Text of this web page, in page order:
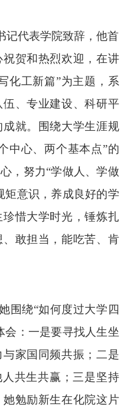
记代表学院致辞，他首
贺和热烈欢迎，在讲
化工新篇”为主题，系
、专业建设、科研平
就。围绕大学生涯规
中心、两个基本点”的
，努力“学做人、学做
矩意识，养成良好的学
惜大学时光，锤炼扎
敢担当，能吃苦、肯
围绕“如何度过大学四
会：一是要寻找人生坐
家国同频共振；二是
共生共赢；三是坚持
勉励新生在化院这片